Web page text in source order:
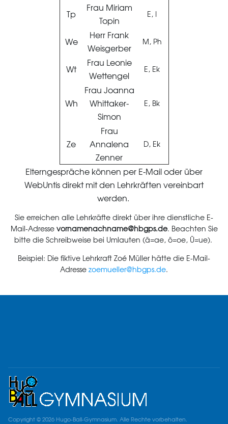
Tp
Frau Miriam
Topin
E, I
We
Herr Frank
Weisgerber
M, Ph
Wt
Frau Leonie
Wettengel
E, Ek
Wh
Frau Joanna
Whittaker-
Simon
E, Bk
Ze
Frau
Annalena
Zenner
D, Ek
Elterngespräche können per E-Mail oder über
WebUntis direkt mit den Lehrkräften vereinbart
werden.
Sie erreichen alle Lehrkräfte direkt über ihre dienstliche E-
Mail-Adresse vornamenachname@hbgps.de. Beachten Sie
bitte die Schreibweise bei Umlauten (ä=ae, ö=oe, Ü=ue).
Beispiel: Die fiktive Lehrkraft Zoé Müller hätte die E-Mail-
Adresse zoemueller@hbgps.de.
Copyright © 2026 Hugo-Ball-Gymnasium. Alle Rechte vorbehalten.